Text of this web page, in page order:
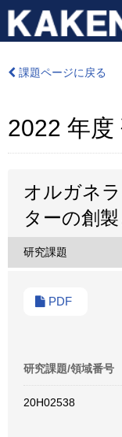
課題ページに戻る
2022 年度
オルガネ
ターの創
研究課題
PDF
研究課題/領域番号
20H02538